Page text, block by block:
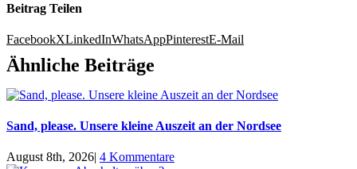
Beitrag Teilen
FacebookXLinkedInWhatsAppPinterestE-Mail
Ähnliche Beiträge
Sand, please. Unsere kleine Auszeit an der Nordsee
August 8th, 2026| 4 Kommentare